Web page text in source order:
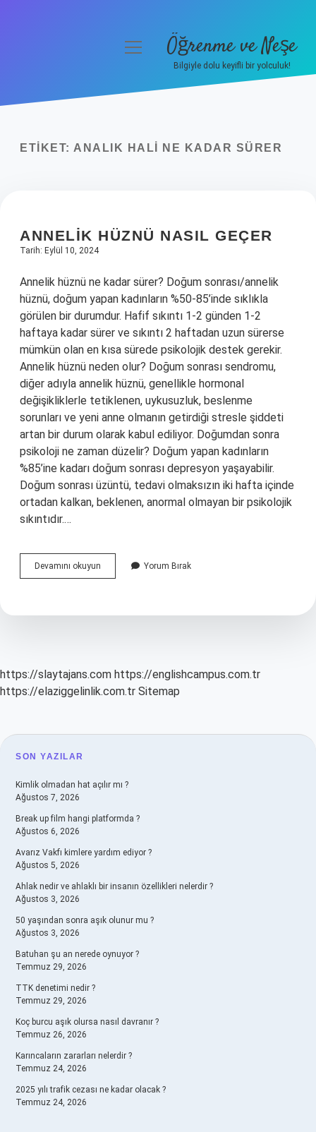
Yasal Uyarı
menüyüÖğrenme ve Neşe
Bilgiyle dolu keyifli bir yolculuk!
ETIKET: ANALIK HALI NE KADAR SÜRER
ANNELIK HÜZNÜ NASIL GEÇER
Tarih: Eylül 10, 2024
Annelik hüznü ne kadar sürer? Doğum sonrası/annelik
hüznü, doğum yapan kadınların %50-85’inde sıklıkla
görülen bir durumdur. Hafif sıkıntı 1-2 günden 1-2
haftaya kadar sürer ve sıkıntı 2 haftadan uzun sürerse
mümkün olan en kısa sürede psikolojik destek gerekir.
Annelik hüznü neden olur? Doğum sonrası sendromu,
diğer adıyla annelik hüznü, genellikle hormonal
değişikliklerle tetiklenen, uykusuzluk, beslenme
sorunları ve yeni anne olmanın getirdiği stresle şiddeti
artan bir durum olarak kabul ediliyor. Doğumdan sonra
psikoloji ne zaman düzelir? Doğum yapan kadınların
%85’ine kadarı doğum sonrası depresyon yaşayabilir.
Doğum sonrası üzüntü, tedavi olmaksızın iki hafta içinde
ortadan kalkan, beklenen, anormal olmayan bir psikolojik
sıkıntıdır.…
Devamını okuyun
Hüznü
Yorum Bırak
https://slaytajans.com https://englishcampus.com.tr
https://elaziggelinlik.com.tr Sitemap
SIDEBAR
SON YAZILAR
Kimlik olmadan hat açılır mı ?
Ağustos 7, 2026
Break up film hangi platformda ?
Ağustos 6, 2026
Avarız Vakfı kimlere yardım ediyor ?
Ağustos 5, 2026
Ahlak nedir ve ahlaklı bir insanın özellikleri nelerdir ?
Ağustos 3, 2026
50 yaşından sonra aşık olunur mu ?
Ağustos 3, 2026
Batuhan şu an nerede oynuyor ?
Temmuz 29, 2026
TTK denetimi nedir ?
Temmuz 29, 2026
Koç burcu aşık olursa nasıl davranır ?
Temmuz 26, 2026
Karıncaların zararları nelerdir ?
Temmuz 24, 2026
2025 yılı trafik cezası ne kadar olacak ?
Temmuz 24, 2026